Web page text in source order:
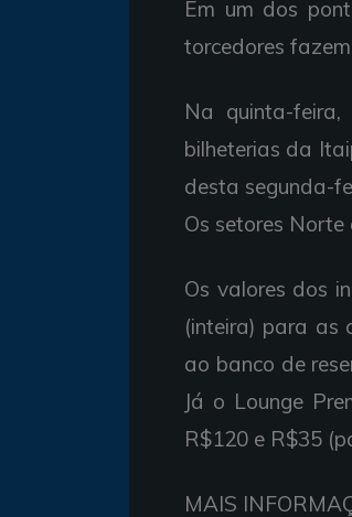
Em um dos
torcedores
Na quinta-
bilheterias da
desta segunda-
Os setores
Os valores dos
(inteira) para as
ao banco de
Já o Lounge
R$120 e R$35
MAIS